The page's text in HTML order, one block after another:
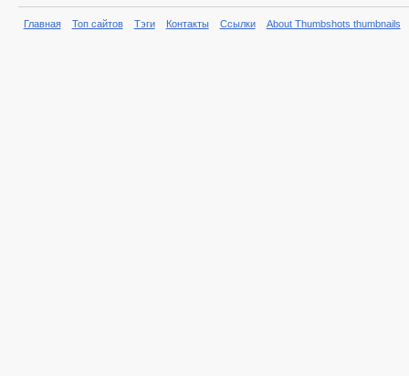
Главная Топ сайтов Тэги Контакты Ссылки About Thumbshots thumbnails